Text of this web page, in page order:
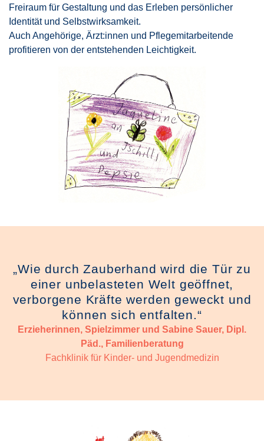
Freiraum für Gestaltung und das Erleben persönlicher
Identität und Selbstwirksamkeit.
Auch Angehörige, Ärzt:innen und Pflegemitarbeitende
profitieren von der entstehenden Leichtigkeit.
„Wie durch Zauberhand wird die Tür zu
einer unbelasteten Welt geöffnet,
verborgene Kräfte werden geweckt und
können sich entfalten.“
Erzieherinnen, Spielzimmer und Sabine Sauer, Dipl.
Päd., Familienberatung
Fachklinik für Kinder- und Jugendmedizin